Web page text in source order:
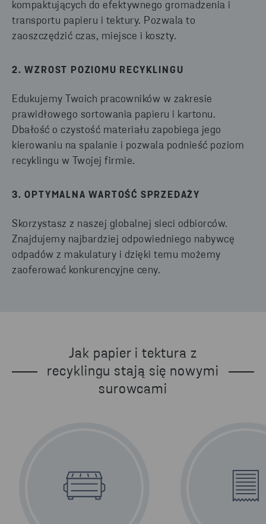
kompaktujących do efektywnego gromadzenia i
transportu papieru i tektury. Pozwala to
zaoszczędzić czas, miejsce i koszty.
2. WZROST POZIOMU RECYKLINGU
Edukujemy Twoich pracowników w zakresie
prawidłowego sortowania papieru i kartonu.
Dbałość o czystość materiału zapobiega jego
kierowaniu na spalanie i pozwala podnieść poziom
recyklingu w Twojej firmie.
3. OPTYMALNA WARTOŚĆ SPRZEDAŻY
Skorzystasz z naszej globalnej sieci odbiorców.
Znajdujemy najbardziej odpowiedniego nabywcę
odpadów z makulatury i dzięki temu możemy
zaoferować konkurencyjne ceny.
Jak papier i tektura z
recyklingu stają się nowymi
surowcami